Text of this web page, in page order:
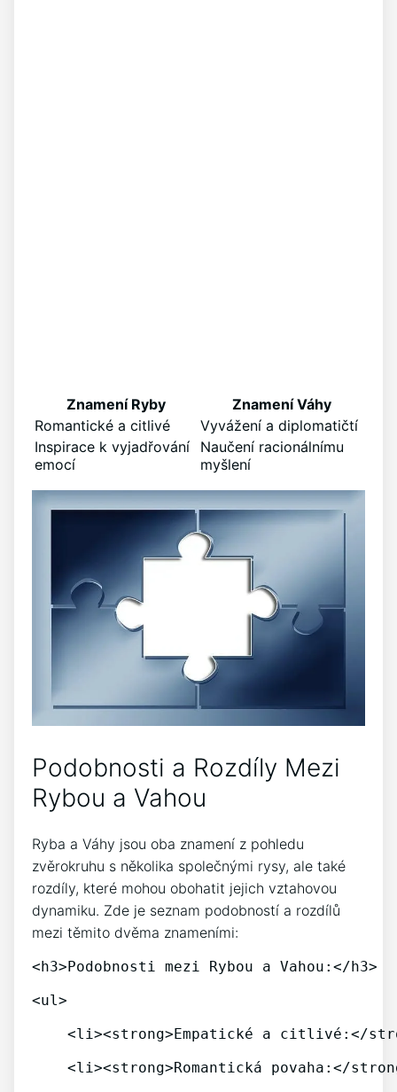
Znamení Ryby
Znamení Váhy
Romantické a citlivé
Vyvážení a diplomatičtí
Inspirace k vyjadřování
emocí
Naučení racionálnímu
myšlení
Podobnosti a Rozdíly Mezi
Rybou a Vahou
Ryba a Váhy jsou oba znamení z pohledu
zvěrokruhu s několika společnými rysy, ale také
rozdíly, které mohou obohatit jejich vztahovou
dynamiku. Zde je seznam podobností a rozdílů
mezi těmito dvěma znameními:
<h3>Podobnosti mezi Rybou a Vahou:</h3>
<ul>
<li><strong>Empatické a citlivé:</
<li><strong>Romantická povaha:</